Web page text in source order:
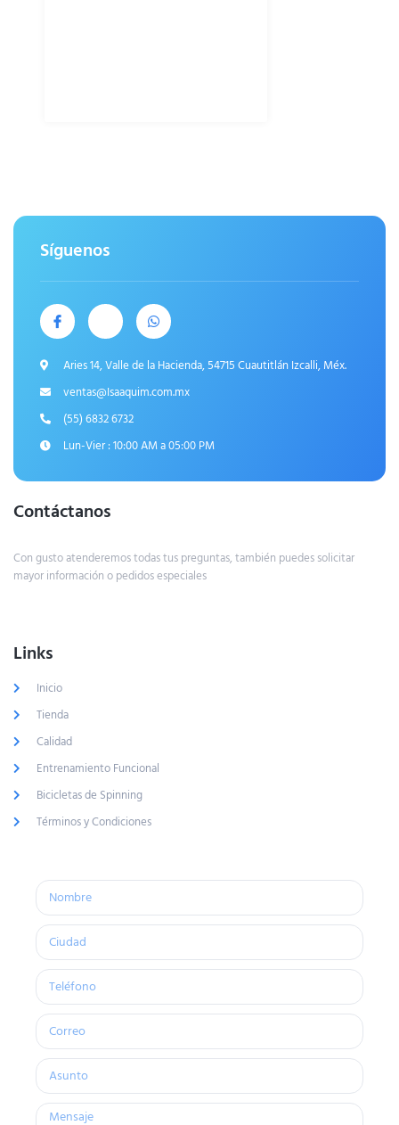
Síguenos
Aries 14, Valle de la Hacienda, 54715 Cuautitlán Izcalli, Méx.
ventas@Isaaquim.com.mx
(55) 6832 6732
Lun-Vier : 10:00 AM a 05:00 PM
Contáctanos
Con gusto atenderemos todas tus preguntas, también puedes solicitar
mayor información o pedidos especiales
Links
Inicio
Tienda
Calidad
Entrenamiento Funcional
Bicicletas de Spinning
Términos y Condiciones